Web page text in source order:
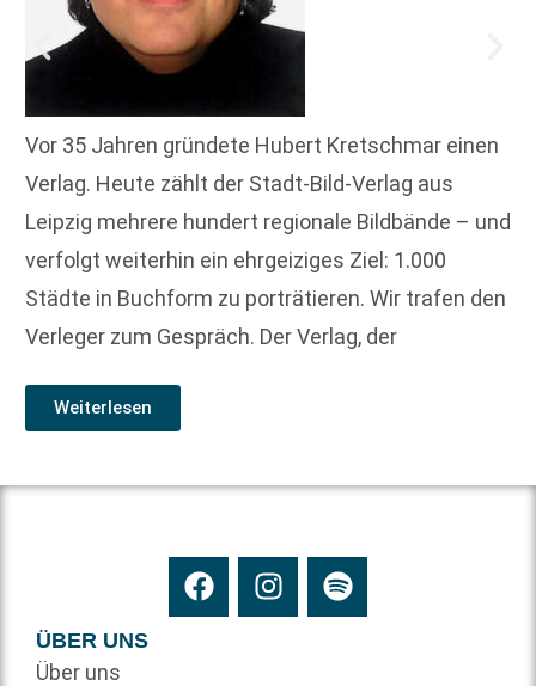
Vor 35 Jahren gründete Hubert Kretschmar einen
Verlag. Heute zählt der Stadt-Bild-Verlag aus
Leipzig mehrere hundert regionale Bildbände – und
verfolgt weiterhin ein ehrgeiziges Ziel: 1.000
Städte in Buchform zu porträtieren. Wir trafen den
Verleger zum Gespräch. Der Verlag, der
Weiterlesen
ÜBER UNS
Über uns